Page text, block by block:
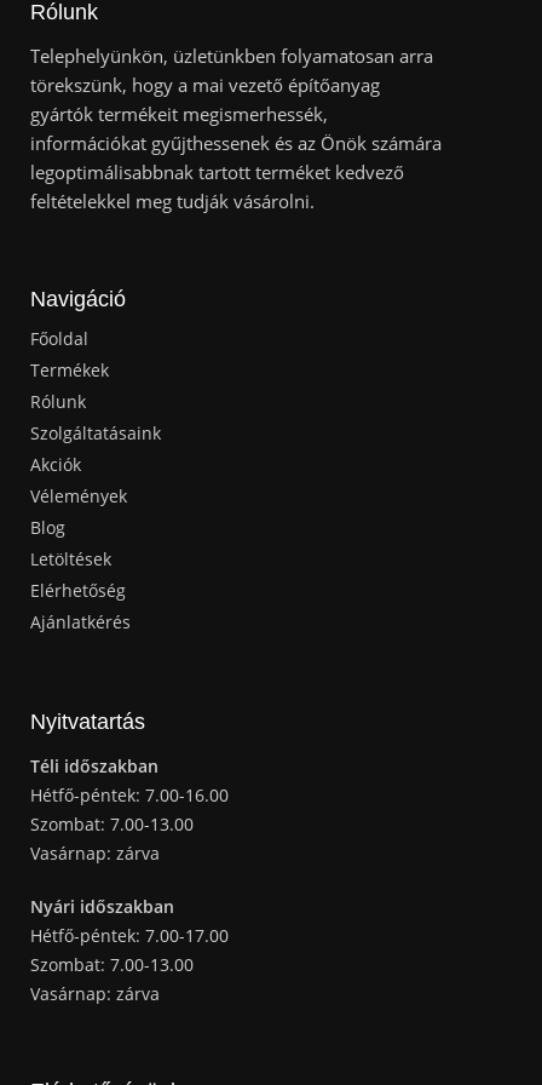
Rólunk
Telephelyünkön, üzletünkben folyamatosan arra
törekszünk, hogy a mai vezető építőanyag
gyártók termékeit megismerhessék,
információkat gyűjthessenek és az Önök számára
legoptimálisabbnak tartott terméket kedvező
feltételekkel meg tudják vásárolni.
Navigáció
Főoldal
Termékek
Rólunk
Szolgáltatásaink
Akciók
Vélemények
Blog
Letöltések
Elérhetőség
Ajánlatkérés
Nyitvatartás
Téli időszakban
Hétfő-péntek: 7.00-16.00
Szombat: 7.00-13.00
Vasárnap: zárva
Nyári időszakban
Hétfő-péntek: 7.00-17.00
Szombat: 7.00-13.00
Vasárnap: zárva